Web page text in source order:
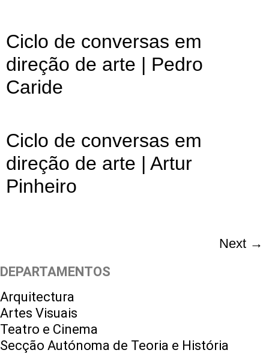
Ciclo de conversas em
direção de arte | Pedro
Caride
Ciclo de conversas em
direção de arte | Artur
Pinheiro
Next →
DEPARTAMENTOS
Arquitectura
Artes Visuais
Teatro e Cinema
Secção Autónoma de Teoria e História